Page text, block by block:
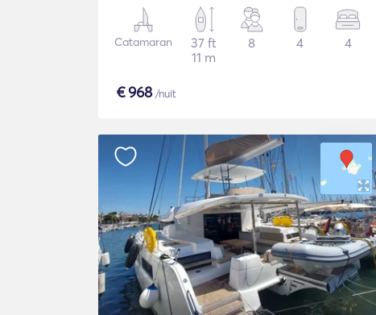
Catamaran
37 ft
11 m
8 4 4
€968/nuit